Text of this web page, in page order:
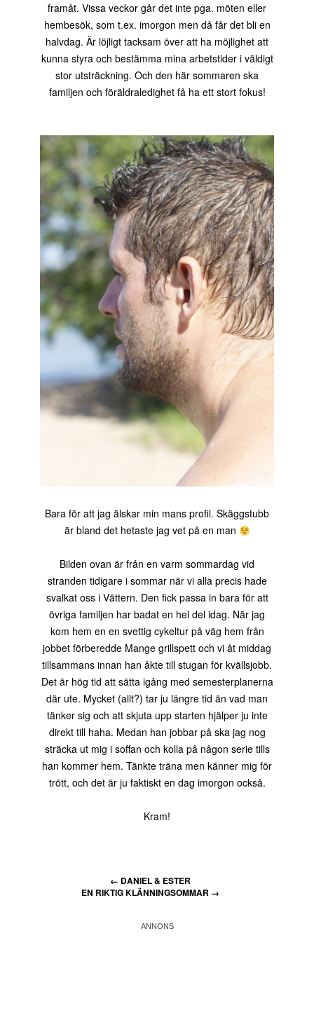
framåt. Vissa veckor går det inte pga. möten eller
hembesök, som t.ex. imorgon men då får det bli en
halvdag. Är löjligt tacksam över att ha möjlighet att
kunna styra och bestämma mina arbetstider i väldigt
stor utsträckning. Och den här sommaren ska
familjen och föräldraledighet få ha ett stort fokus!
Bara för att jag älskar min mans profil. Skäggstubb
är bland det hetaste jag vet på en man
Bilden ovan är från en varm sommardag vid
stranden tidigare i sommar när vi alla precis hade
svalkat oss i Vättern. Den fick passa in bara för att
övriga familjen har badat en hel del idag. När jag
kom hem en en svettig cykeltur på väg hem från
jobbet förberedde Mange grillspett och vi åt middag
tillsammans innan han åkte till stugan för kvällsjobb.
Det är hög tid att sätta igång med semesterplanerna
där ute. Mycket (allt?) tar ju längre tid än vad man
tänker sig och att skjuta upp starten hjälper ju inte
direkt till haha. Medan han jobbar på ska jag nog
sträcka ut mig i soffan och kolla på någon serie tills
han kommer hem. Tänkte träna men känner mig för
trött, och det är ju faktiskt en dag imorgon också.
Kram!
← DANIEL & ESTER
EN RIKTIG KLÄNNINGSOMMAR →